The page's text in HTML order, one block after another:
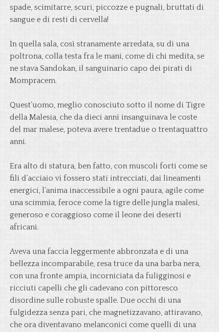
spade, scimitarre, scuri, piccozze e pugnali, bruttati di
sangue e di resti di cervella!
In quella sala, così stranamente arredata, su di una
poltrona, colla testa fra le mani, come di chi medita, se
ne stava Sandokan, il sanguinario capo dei pirati di
Mompracem.
Quest’uomo, meglio conosciuto sotto il nome di Tigre
della Malesia, che da dieci anni insanguinava le coste
del mar malese, poteva avere trentadue o trentaquattro
anni.
Era alto di statura, ben fatto, con muscoli forti come se
fili d’acciaio vi fossero stati intrecciati, dai lineamenti
energici, l’anima inaccessibile a ogni paura, agile come
una scimmia, feroce come la tigre delle jungla malesi,
generoso e coraggioso come il leone dei deserti
africani.
Aveva una faccia leggermente abbronzata e di una
bellezza incomparabile, resa truce da una barba nera,
con una fronte ampia, incorniciata da fuligginosi e
ricciuti capelli che gli cadevano con pittoresco
disordine sulle robuste spalle. Due occhi di una
fulgidezza senza pari, che magnetizzavano, attiravano,
che ora diventavano melanconici come quelli di una